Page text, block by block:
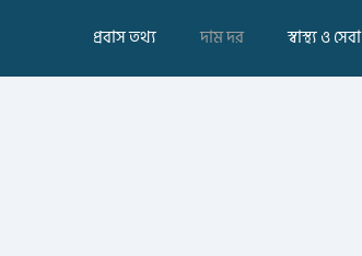
প্রবাস তথ্য দাম দর স্বাস্থ্য ও সেবা